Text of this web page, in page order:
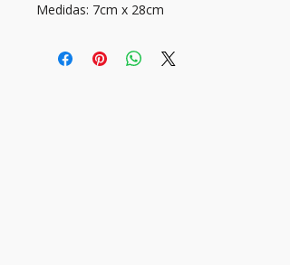
Medidas: 7cm x 28cm